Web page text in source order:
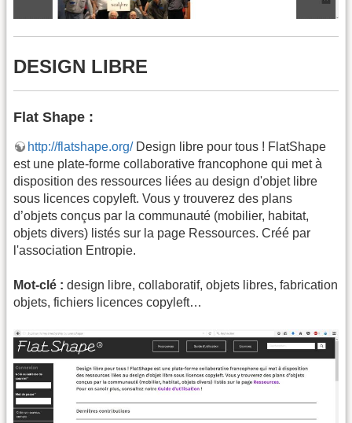
DESIGN LIBRE
Flat Shape :
http://flatshape.org/Design libre pour tous ! FlatShape
est une plate-forme collaborative francophone qui met à
disposition des ressources liées au design d'objet libre
sous licences copyleft. Vous y trouverez des plans
d’objets conçus par la communauté (mobilier, habitat,
objets divers) listés sur la page Ressources. Créé par
l'association Entropie.
Mot-clé : design libre, collaboratif, objets libres, fabrication
objets, fichiers licences copyleft…